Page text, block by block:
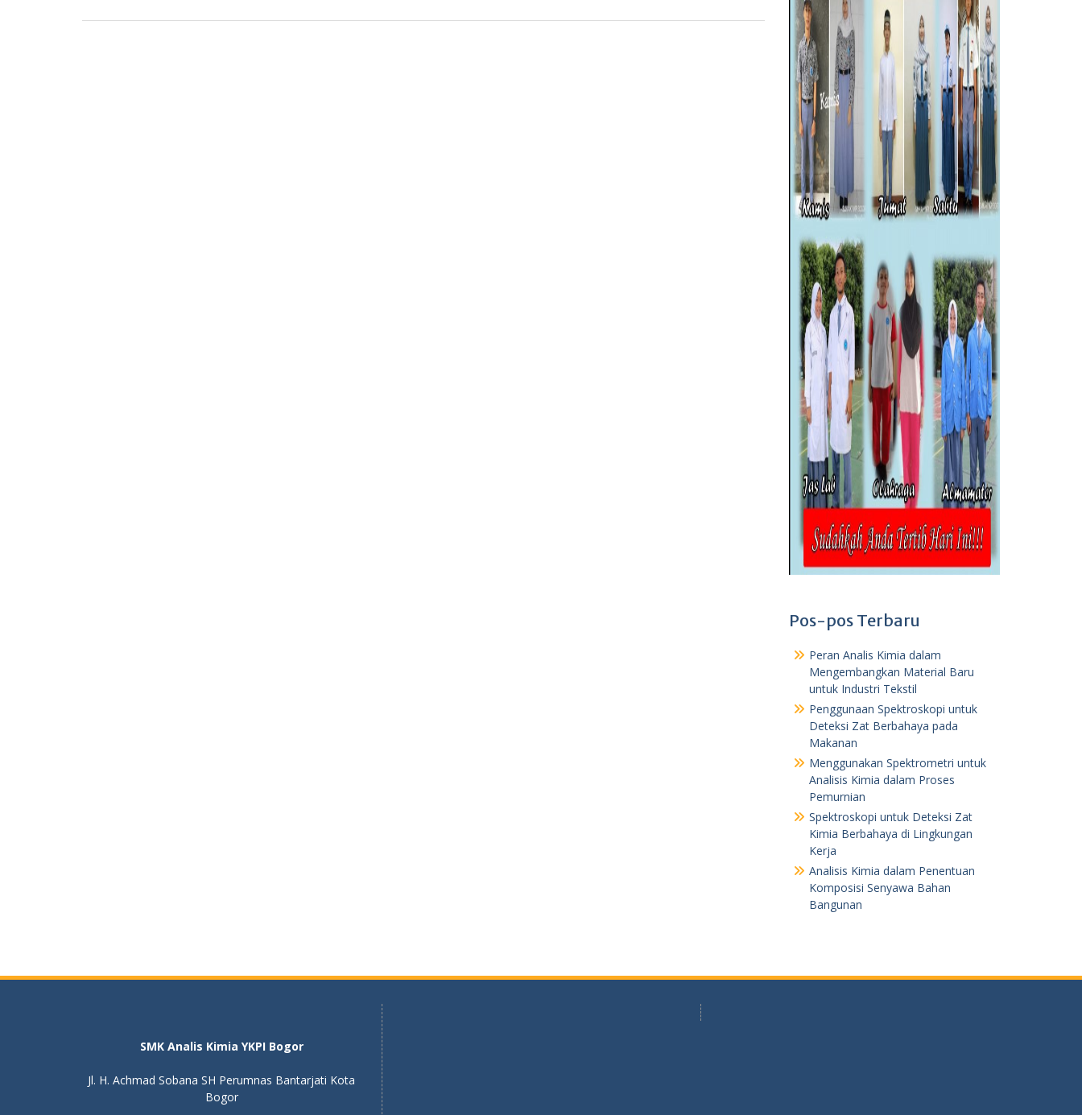
Pos-pos Terbaru
Peran Analis Kimia dalam
Mengembangkan Material Baru
untuk Industri Tekstil
Penggunaan Spektroskopi untuk
Deteksi Zat Berbahaya pada
Makanan
Menggunakan Spektrometri untuk
Analisis Kimia dalam Proses
Pemurnian
Spektroskopi untuk Deteksi Zat
Kimia Berbahaya di Lingkungan
Kerja
Analisis Kimia dalam Penentuan
Komposisi Senyawa Bahan
Bangunan
SMK Analis Kimia YKPI Bogor
Jl. H. Achmad Sobana SH Perumnas Bantarjati Kota
Bogor